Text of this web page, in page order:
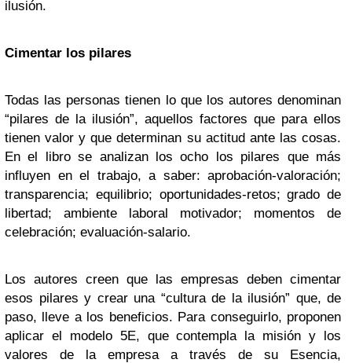
ilusión.
Cimentar los pilares
Todas las personas tienen lo que los autores denominan
“pilares de la ilusión”, aquellos factores que para ellos
tienen valor y que determinan su actitud ante las cosas.
En el libro se analizan los ocho los pilares que más
influyen en el trabajo, a saber: aprobación-valoración;
transparencia; equilibrio; oportunidades-retos; grado de
libertad; ambiente laboral motivador; momentos de
celebración; evaluación-salario.
Los autores creen que las empresas deben cimentar
esos pilares y crear una “cultura de la ilusión” que, de
paso, lleve a los beneficios. Para conseguirlo, proponen
aplicar el modelo 5E, que contempla la misión y los
valores de la empresa a través de su Esencia,